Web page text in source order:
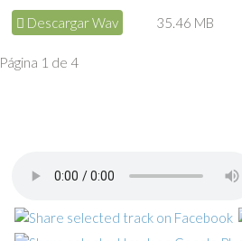
Descargar Wav 35.46 MB
Página 1 de 4